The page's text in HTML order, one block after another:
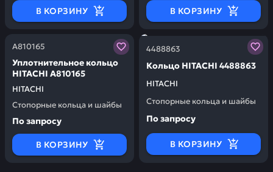
В КОРЗИНУ В КОРЗИНУ
А810165
HITACHI
Уплотнительное кольцо
HITACHI А810165
Стопорные кольца и шайбы
Заказывая запчасти у нас, вы получаете гарантию
По запросу
В КОРЗИНУ
4488863
HITACHI
Кольцо HITACHI 4488863
Стопорные кольца и шайбы
Заказывая запчасти у
По запросу
В КОРЗИНУ